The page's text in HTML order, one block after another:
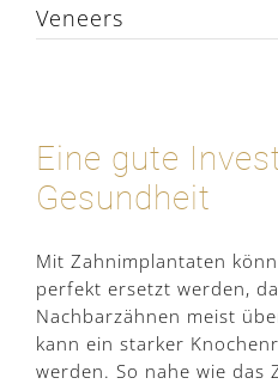
Veneers
Eine gute
Gesundheit
Mit Zahnimplantaten
perfekt ersetzt werden,
Nachbarzähnen meist
kann ein starker
werden. So nahe wie das